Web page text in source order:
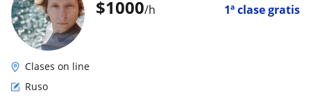
$1000/h 1ª clase gratis
Clases on line
Ruso